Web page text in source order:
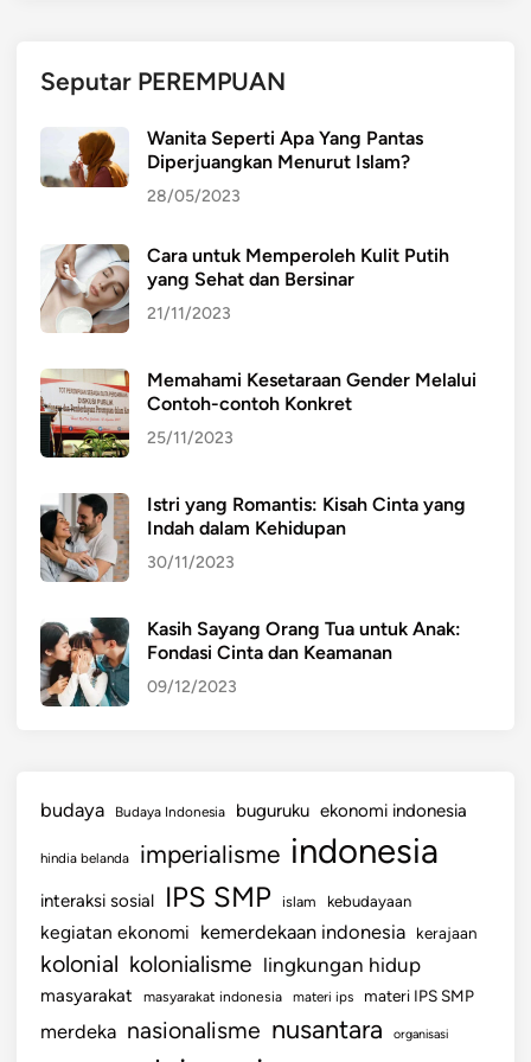
s
a
:
T
e
n
a
n
g
a
n
d
a
n
i
Seputar PEREMPUAN
Wanita Seperti Apa Yang Pantas
Diperjuangkan Menurut Islam?
28/05/2023
Cara untuk Memperoleh Kulit Putih
yang Sehat dan Bersinar
21/11/2023
Memahami Kesetaraan Gender Melalui
Contoh-contoh Konkret
25/11/2023
Istri yang Romantis: Kisah Cinta yang
Indah dalam Kehidupan
30/11/2023
Kasih Sayang Orang Tua untuk Anak:
Fondasi Cinta dan Keamanan
09/12/2023
budaya Budaya Indonesia buguruku ekonomi indonesia
hindia belanda imperialisme indonesia
interaksi sosial IPS SMP islam kebudayaan
kegiatan ekonomi kemerdekaan indonesia kerajaan
kolonial kolonialisme lingkungan hidup
masyarakat masyarakat indonesia materi ips materi IPS SMP
merdeka nasionalisme nusantara organisasi